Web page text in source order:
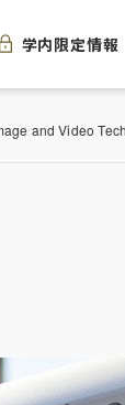
学内限定情報
and Video